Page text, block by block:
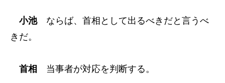
小池ならば、首相として出るべきだと言うべ
きだ。
首相 当事者が対応を判断する。